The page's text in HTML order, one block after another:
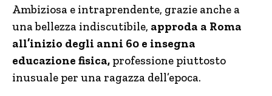
Ambiziosa e intraprendente, grazie anche a
una bellezza indiscutibile, approda a Roma
all’inizio degli anni 60 e insegna
educazione fisica, professione piuttosto
inusuale per una ragazza dell’epoca.